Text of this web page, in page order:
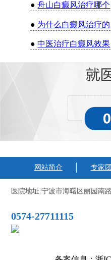
●舟山白癜风治疗哪个
● 为什么白癜风治疗的
●中医治疗白癜风效果
网站简介 专家
医院地址:宁波市海曙区丽园南
0574-27711115